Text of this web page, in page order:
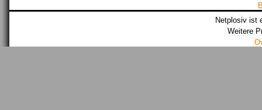
Netplosiv ist
Weitere